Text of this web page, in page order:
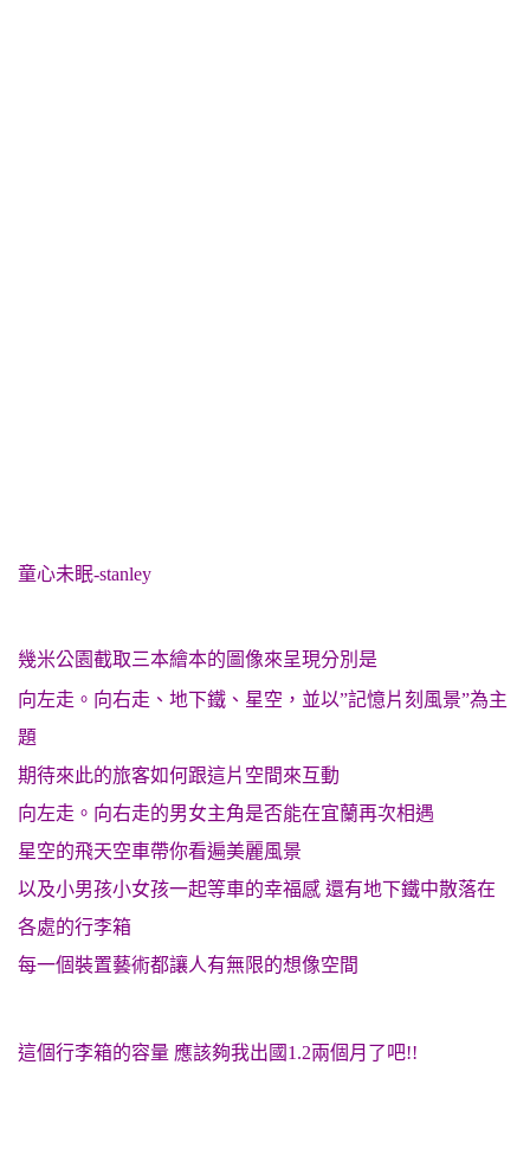
童心未眠-stanley
幾米公園截取三本繪本的圖像來呈現分別是
向左走。向右走、地下鐵、星空，並以”記憶片刻風景”為主
題
期待來此的旅客如何跟這片空間來互動
向左走。向右走的男女主角是否能在宜蘭再次相遇
星空的飛天空車帶你看遍美麗風景
以及小男孩小女孩一起等車的幸福感 還有地下鐵中散落在
各處的行李箱
每一個裝置藝術都讓人有無限的想像空間
這個行李箱的容量 應該夠我出國1.2兩個月了吧!!